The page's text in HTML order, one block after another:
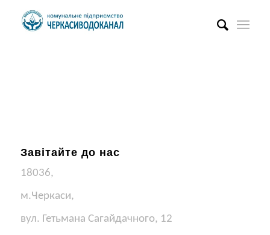
Завітайте до нас
18036,
м.Черкаси,
вул. Гетьмана Сагайдачного, 12